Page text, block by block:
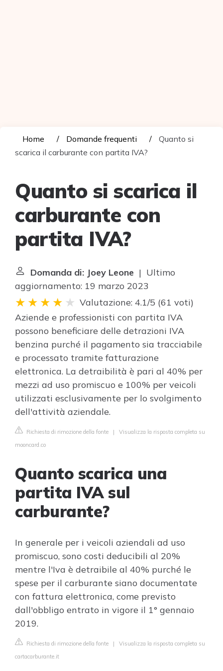
Home Domande frequenti
Quanto si
scarica il carburante con partita IVA?
Quanto si scarica il
carburante con
partita IVA?
Domanda di: Joey Leone | Ultimo
aggiornamento: 19 marzo 2023
Valutazione: 4.1/5 (61 voti)
Aziende e professionisti con partita IVA
possono beneficiare delle detrazioni IVA
benzina purché il pagamento sia tracciabile
e processato tramite fatturazione
elettronica. La detraibilità è pari al 40% per
mezzi ad uso promiscuo e 100% per veicoli
utilizzati esclusivamente per lo svolgimento
dell'attività aziendale.
Richiesta di rimozione della fonte | Visualizza la risposta completa su
mooncard.co
Quanto scarica una
partita IVA sul
carburante?
In generale per i veicoli aziendali ad uso
promiscuo, sono costi deducibili al 20%
mentre l'Iva è detraibile al 40% purché le
spese per il carburante siano documentate
con fattura elettronica, come previsto
dall'obbligo entrato in vigore il 1° gennaio
2019.
Richiesta di rimozione della fonte | Visualizza la risposta completa su
cartacarburante.it